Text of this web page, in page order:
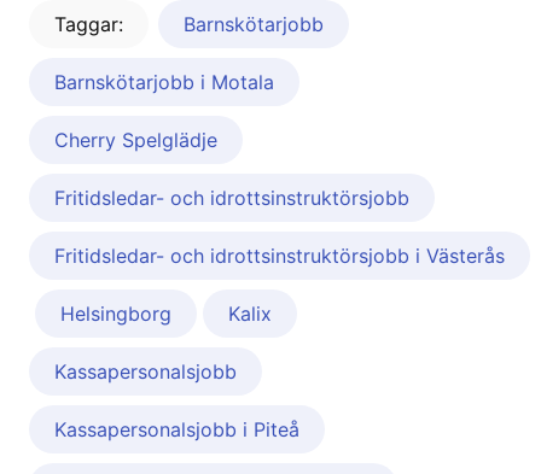
Taggar: Barnskötarjobb
Barnskötarjobb i Motala
Cherry Spelglädje
Fritidsledar- och idrottsinstruktörsjobb
Fritidsledar- och idrottsinstruktörsjobb i Västerås
Helsingborg Kalix
Kassapersonalsjobb
Kassapersonalsjobb i Piteå